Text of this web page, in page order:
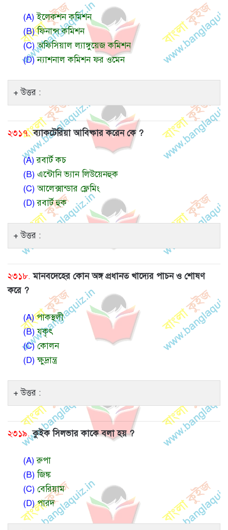
(A)ইলেকশন কমিশন
(B)ফিনান্স কমিশন
(C)অফিসিয়াল ল্যাঙ্গুয়েজ কমিশন
(D)ন্যাশনাল কমিশন ফর ওমেন
উত্তর :
২৩১৭. ব্যাকটেরিয়া আবিষ্কার করেন কে ?
(A)রবার্ট কচ
(B) এন্টোনি ভ্যান লিউয়েনহুক
(C)আলেক্সান্ডার ফ্লেমিং
(D)রবার্ট হুক
উত্তর :
২৩১৮. মানবদেহের কোন অঙ্গ প্রধানত খাদ্যের পাচন ও শোষণ
করে ?
(A)পাকস্থলী
(B)যকৃৎ
(C)কোলন
(D)ক্ষুদ্রান্ত্র
উত্তর :
২৩১৯. কুইক সিলভার কাকে বলা হয় ?
(A)রুপা
(B)জিঙ্ক
(C) বেরিয়াম
(D)পারদ